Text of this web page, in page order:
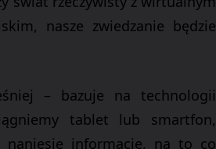
nasze zwiedzanie będzie
– bazuje na technologii
tablet lub smartfon,
naniesie informacje, na to co